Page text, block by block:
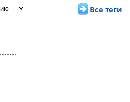
Все теги